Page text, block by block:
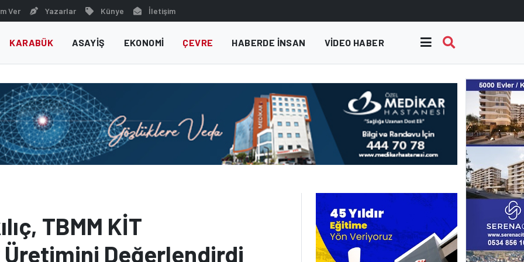
Ver Yazarlar Künye İletişim
KARABÜK ASAYIŞ EKONOMI ÇEVRE HABERDE INSAN VIDEO HABER
TBMM KİT
Üretimini Değerlendirdi